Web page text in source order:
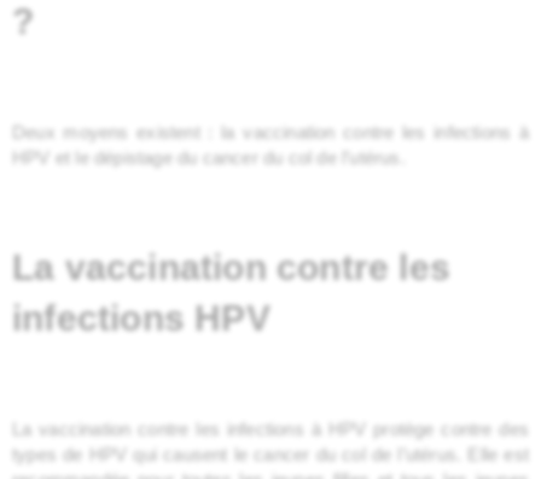
?
Deux moyens existent : la vaccination contre les infections à
HPV et le dépistage du cancer du col de l’utérus.
La vaccination contre les
infections HPV
La vaccination contre les infections à HPV protège contre des
types de HPV qui causent le cancer du col de l’utérus. Elle est